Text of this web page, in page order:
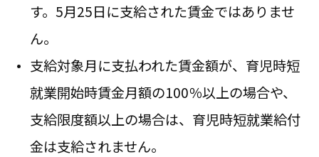
す。5月25日に支給された賃金ではありませ
ん。
支給対象月に支払われた賃金額が、育児時短
就業開始時賃金月額の100％以上の場合や、
支給限度額以上の場合は、育児時短就業給付
金は支給されません。